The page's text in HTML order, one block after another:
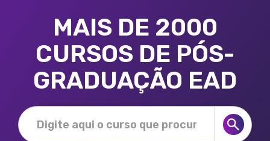
MAIS DE 2000
CURSOS DE PÓS-
GRADUAÇÃO EAD